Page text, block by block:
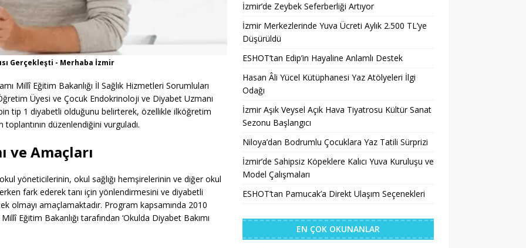
Gerçekleşti - Merhaba İzmir
Millî Eğitim Bakanlığı İl Sağlık Hizmetleri Sorumluları
Üyesi ve Çocuk Endokrinoloji ve Diyabet Uzmanı
tip 1 diyabetli olduğunu belirterek, özellikle ilköğretim
toplantının düzenlendiğini vurguladı.
ve Amaçları
yöneticilerinin, okul sağlığı hemşirelerinin ve diğer okul
fark ederek tanı için yönlendirmesini ve diyabetli
olmayı amaçlamaktadır. Program kapsamında 2010
Eğitim Bakanlığı tarafından ‘Okulda Diyabet Bakımı
İzmir’de Zeybek Seferberliği Artıyor
İzmir Merkezlerinde Yuva Ücreti Aylık 2.500 TL’ye
Düşürüldü
ESHOT’tan Edip’in Hayaline Anlamlı Destek
Hasan Âli Yücel Kütüphanesi Yaz Atölyeleri İlgi
Odağı
İzmir Aşık Veysel Açık Hava Tiyatrosu Kültür Sanat
Sezonu Başlangıcı
Niloya’dan Bodrumlu Çocuklara Yaz Tatili Sürprizi
İzmir’de Sahipsiz Köpeklere Kalıcı Yuva Kuruluşu ve
Model Çalışmaları
ESHOT’tan Pamucak’a Direkt Ulaşım Seçenekleri
EN ÇOK OKUNANLAR